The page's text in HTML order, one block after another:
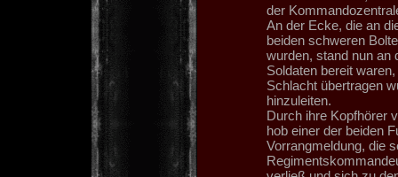
der
An der Ecke, die an
beiden schweren
wurden, stand nun an
Soldaten bereit
Schlacht übertragen
hinzuleiten.
Durch ihre Kopfhörer
hob einer der beiden
Vorrangmeldung, die